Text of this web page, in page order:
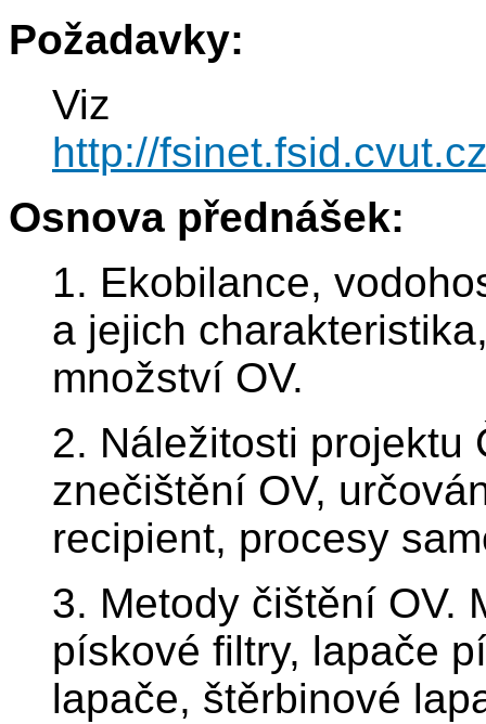
Požadavky:
Viz
http://
Osnova přednášek:
1. Ekobilance,
a jejich
množství OV.
2. Náležitosti projektu
znečištění OV,
recipient, procesy
3. Metody čištění OV.
pískové filtry, lapače
lapače, štěrbinové